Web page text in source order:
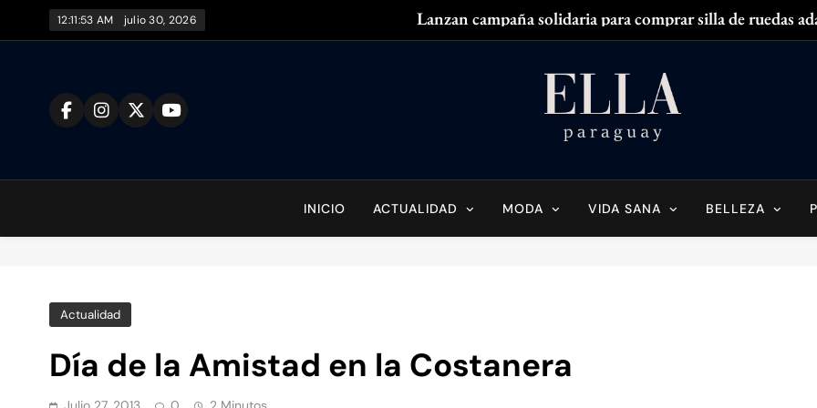
12:11:53 AM julio 30, 2026
Lanzan campaña solidaria para comprar silla de ruedas
Zendaya
Ella Paraguay
INICIO ACTUALIDAD MODA VIDA SANA BELLEZA
Actualidad
Día de la Amistad en la Costanera